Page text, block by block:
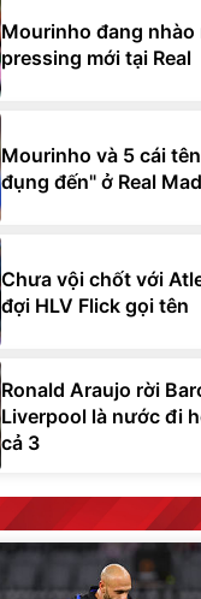
Mourinho đang nhào
pressing mới tại Real
Mourinho và 5 cái
đụng đến" ở Real
Chưa vội chốt với
đợi HLV Flick gọi tên
Ronald Araujo rời
Liverpool là nước đi
cả 3